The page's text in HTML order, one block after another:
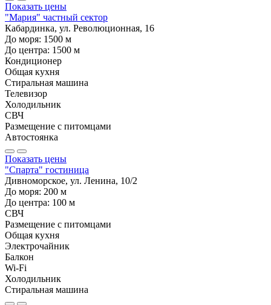
Показать цены
"Мария" частный сектор
Кабардинка, ул. Революционная, 16
До моря: 1500 м
До центра: 1500 м
Кондиционер
Общая кухня
Стиральная машина
Телевизор
Холодильник
СВЧ
Размещение с питомцами
Автостоянка
Показать цены
"Спарта" гостиница
Дивноморское, ул. Ленина, 10/2
До моря: 200 м
До центра: 100 м
СВЧ
Размещение с питомцами
Общая кухня
Электрочайник
Балкон
Wi-Fi
Холодильник
Стиральная машина